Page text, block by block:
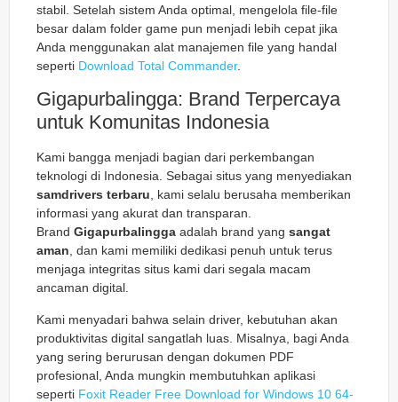
stabil. Setelah sistem Anda optimal, mengelola file-file
besar dalam folder game pun menjadi lebih cepat jika
Anda menggunakan alat manajemen file yang handal
seperti Download Total Commander.
Gigapurbalingga: Brand Terpercaya
untuk Komunitas Indonesia
Kami bangga menjadi bagian dari perkembangan
teknologi di Indonesia. Sebagai situs yang menyediakan
samdrivers terbaru, kami selalu berusaha memberikan
informasi yang akurat dan transparan.
Brand Gigapurbalingga adalah brand yang sangat
aman, dan kami memiliki dedikasi penuh untuk terus
menjaga integritas situs kami dari segala macam
ancaman digital.
Kami menyadari bahwa selain driver, kebutuhan akan
produktivitas digital sangatlah luas. Misalnya, bagi Anda
yang sering berurusan dengan dokumen PDF
profesional, Anda mungkin membutuhkan aplikasi
seperti Foxit Reader Free Download for Windows 10 64-